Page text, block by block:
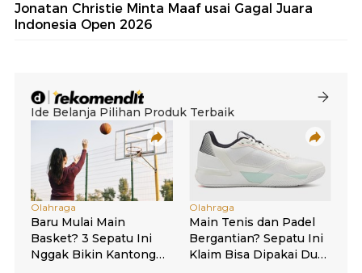
Jonatan Christie Minta Maaf usai Gagal Juara
Indonesia Open 2026